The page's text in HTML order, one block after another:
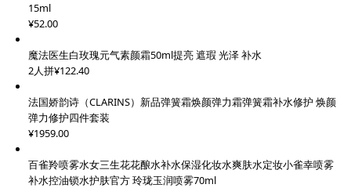
15ml
¥52.00
魔法医生白玫瑰元气素颜霜50ml提亮 遮瑕 光泽 补水
2人拼¥122.40
法国娇韵诗（CLARINS）新品弹簧霜焕颜弹力霜弹簧霜补水修护 焕颜
弹力修护四件套装
¥1959.00
百雀羚喷雾水女三生花花酿水补水保湿化妆水爽肤水定妆小雀幸喷雾
补水控油锁水护肤官方 玲珑玉润喷雾70ml